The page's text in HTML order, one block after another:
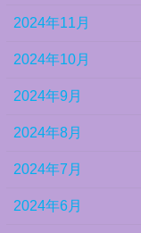
2024年11月
2024年10月
2024年9月
2024年8月
2024年7月
2024年6月